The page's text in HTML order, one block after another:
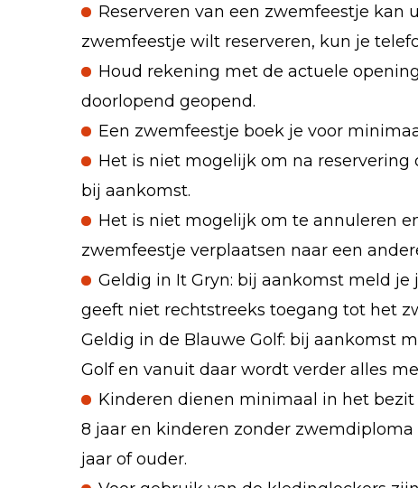
Reserveren van een zwemfeestje
zwemfeestje wilt reserveren, kun je
Houd rekening met de actuele
doorlopend geopend.
Een zwemfeestje boek je voor
Het is niet mogelijk om na
bij aankomst.
Het is niet mogelijk om te annuleren
zwemfeestje verplaatsen naar een
Geldig in It Gryn: bij aankomst meld
geeft niet rechtstreeks toegang tot het
Geldig in de Blauwe Golf: bij aankomst
Golf en vanuit daar wordt verder alles
Kinderen dienen minimaal in het
8 jaar en kinderen zonder
jaar of ouder.